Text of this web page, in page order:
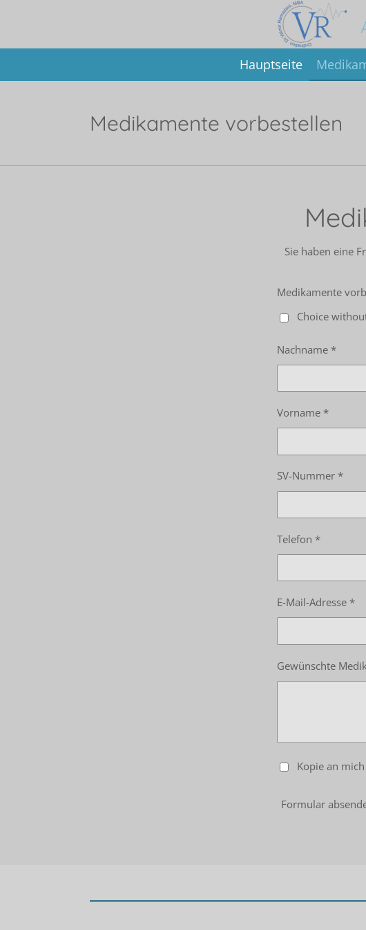
Hauptseite
Medikamente vorbestellen
Sie haben eine
Medikamente
Choice
Nachname *
Vorname *
SV-Nummer *
Telefon *
E-Mail-Adresse *
Gewünschte
Kopie an
Formular